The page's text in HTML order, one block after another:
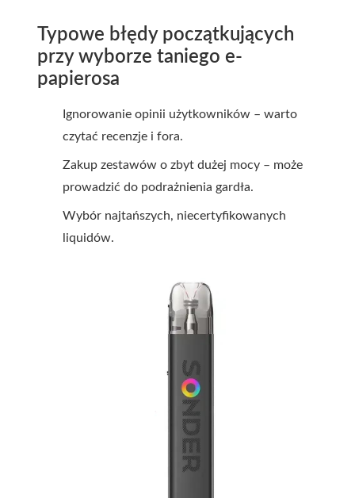
Typowe błędy początkujących
przy wyborze taniego e-
papierosa
Ignorowanie opinii użytkowników – warto
czytać recenzje i fora.
Zakup zestawów o zbyt dużej mocy – może
prowadzić do podrażnienia gardła.
Wybór najtańszych, niecertyfikowanych
liquidów.